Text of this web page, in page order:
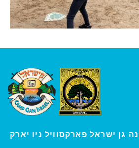
גן ישראל פארקסוויל ני